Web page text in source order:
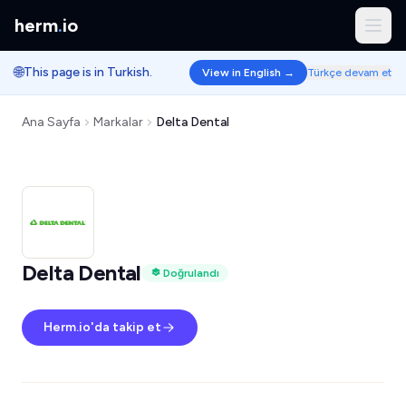
herm.io
🌐This page is in Turkish. View in English → Türkçe devam et
Ana Sayfa Markalar Delta Dental
Delta Dental Doğrulandı
Herm.io'da takip et